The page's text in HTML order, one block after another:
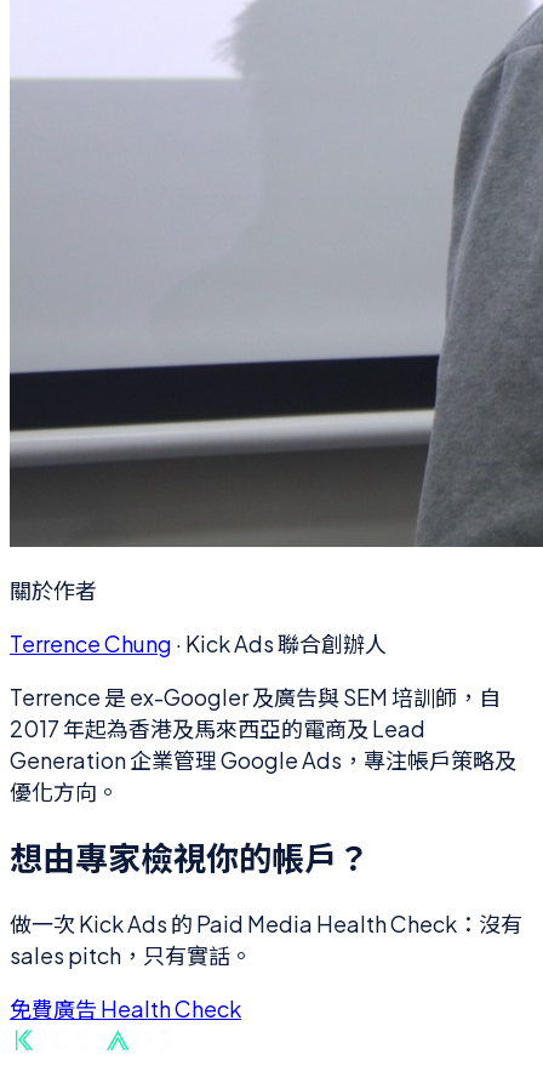
關於作者
Terrence Chung · Kick Ads 聯合創辦人
Terrence 是 ex-Googler 及廣告與 SEM 培訓師，自
2017 年起為香港及馬來西亞的電商及 Lead
Generation 企業管理 Google Ads，專注帳戶策略及
優化方向。
想由專家檢視你的帳戶？
做一次 Kick Ads 的 Paid Media Health Check：沒有
sales pitch，只有實話。
免費廣告 Health Check